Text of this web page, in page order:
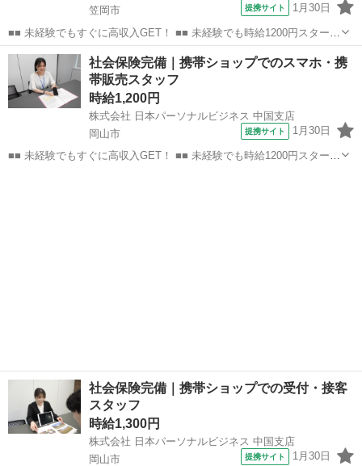
笠岡市
提携サイト 1月30日
■■ 未経験でもすぐに高収入GET！ ■■ 未経験でも時給1200円スタート
なので、すぐに高収入!! 社員登用制度もあるので、ゆくゆくは社員に
なんてキャリアアップも目指せます!! ■■ 来社不要！カンタン電話登
録!! ■■...
岡山 笠岡市 店長
社会保険完備｜携帯ショップでのスマホ・携
帯販売スタッフ
時給1,200円
株式会社 日本パーソナルビジネス 中国支店
岡山市
提携サイト 1月30日
■■ 未経験でもすぐに高収入GET！ ■■ 未経験でも時給1200円スタート
社会保険完備｜携帯ショップでの受付・接客
スタッフ
時給1,300円
株式会社 日本パーソナルビジネス 中国支店
岡山市
提携サイト 1月30日